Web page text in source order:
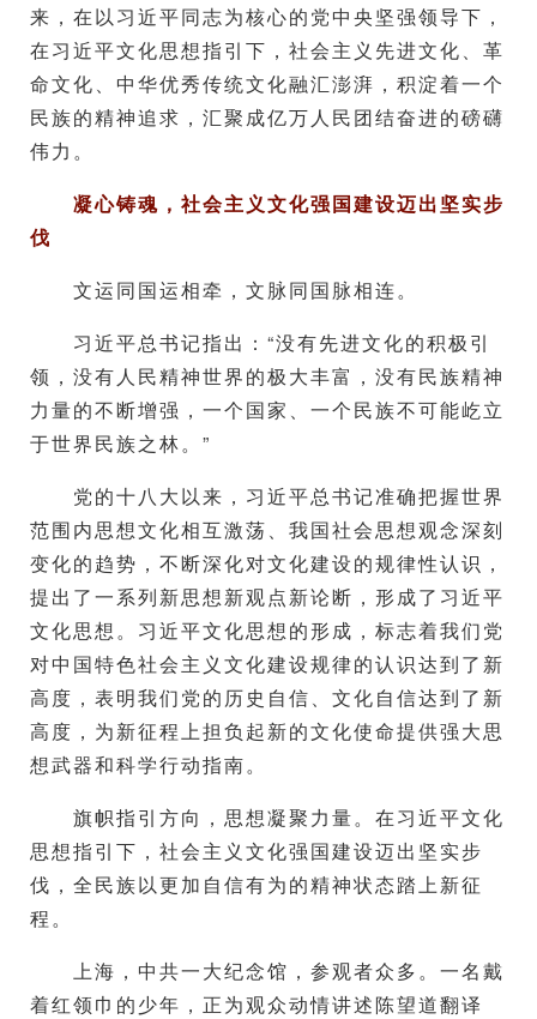
来，在以习近平同志为核心的党中央坚强领导下，
在习近平文化思想指引下，社会主义先进文化、革
命文化、中华优秀传统文化融汇澎湃，积淀着一个
民族的精神追求，汇聚成亿万人民团结奋进的磅礴
伟力。
凝心铸魂，社会主义文化强国建设迈出坚实步
伐
文运同国运相牵，文脉同国脉相连。
习近平总书记指出：“没有先进文化的积极引
领，没有人民精神世界的极大丰富，没有民族精神
力量的不断增强，一个国家、一个民族不可能屹立
于世界民族之林。”
党的十八大以来，习近平总书记准确把握世界
范围内思想文化相互激荡、我国社会思想观念深刻
变化的趋势，不断深化对文化建设的规律性认识，
提出了一系列新思想新观点新论断，形成了习近平
文化思想。习近平文化思想的形成，标志着我们党
对中国特色社会主义文化建设规律的认识达到了新
高度，表明我们党的历史自信、文化自信达到了新
高度，为新征程上担负起新的文化使命提供强大思
想武器和科学行动指南。
旗帜指引方向，思想凝聚力量。在习近平文化
思想指引下，社会主义文化强国建设迈出坚实步
伐，全民族以更加自信有为的精神状态踏上新征
程。
上海，中共一大纪念馆，参观者众多。一名戴
着红领巾的少年，正为观众动情讲述陈望道翻译